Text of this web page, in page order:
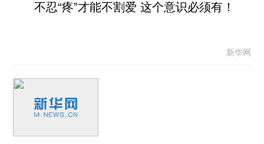
不忍“疼”才能不割爱 这个意识必须有！
新华网